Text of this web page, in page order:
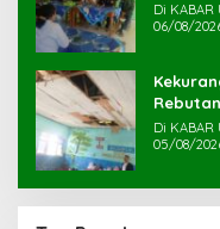
Di KABAR
06/08/
Di KABAR
05/08/